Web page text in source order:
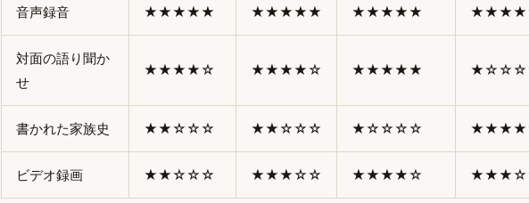
音声録音 ★★★★★ ★★★★★ ★★★★★
対面の語り聞か
せ
★★★★☆ ★★★★☆ ★★★★★
書かれた家族史 ★★☆☆☆ ★★☆☆☆ ★☆☆☆☆
ビデオ録画 ★★☆☆☆ ★★★☆☆ ★★★★☆